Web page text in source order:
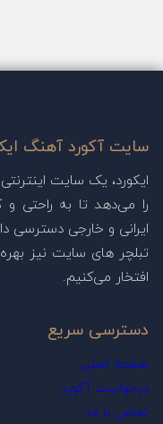
سایت آکورد آهنگ
ایکورد، یک سایت
را می‌دهد تا به راحتی و
ایرانی و خارجی دسترسی
تبلچر های سایت نیز
افتخار می‌کنیم.
دسترسی سریع
صفحه اصلی
درخواست آکورد
تماس با ما